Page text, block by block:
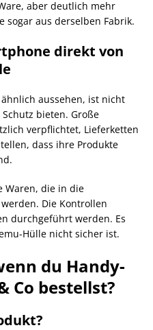
aber deutlich mehr
sogar aus derselben Fabrik.
direkt von
aussehen, ist nicht
bieten. Große
verpflichtet, Lieferketten
dass ihre Produkte
Waren, die in die
Die Kontrollen
durchgeführt werden. Es
Hülle nicht sicher ist.
du Handy-
Co bestellst?